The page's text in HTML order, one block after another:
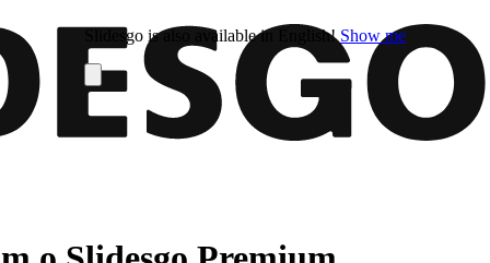
Slidesgo is also available in English! Show me